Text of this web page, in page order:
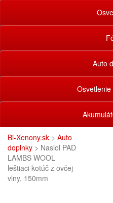
Auto
Bi-Xenony.sk > Auto
doplnky > Nasiol PAD
LAMBS WOOL
leštiaci kotúč z ovčej
vlny, 150mm